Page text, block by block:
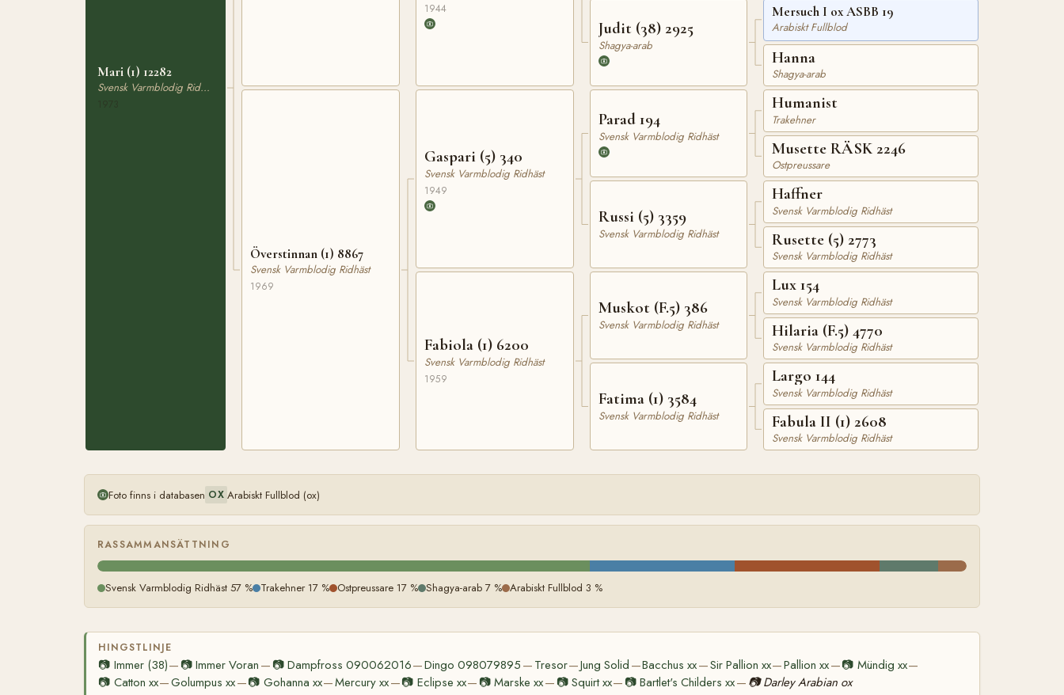
Mari (1) 12282
Svensk Varmblodig Ridhäst
Överstinnan (1) 8867
Svensk Varmblodig Ridhäst
1969
1944
Gaspari (5) 340
Svensk Varmblodig Ridhäst
1949
Fabiola (1) 6200
Svensk Varmblodig Ridhäst
1959
Judit (38) 2925
Shagya-arab
Parad 194
Svensk Varmblodig Ridhäst
Russi (5) 3359
Svensk Varmblodig Ridhäst
Muskot (F.5) 386
Svensk Varmblodig Ridhäst
Fatima (1) 3584
Svensk Varmblodig Ridhäst
Mersuch I ox ASBB 19
Arabiskt Fullblod
Hanna
Shagya-arab
Humanist
Trakehner
Musette RÄSK 2246
Ostpreussare
Haffner
Svensk Varmblodig Ridhäst
Rusette (5) 2773
Svensk Varmblodig Ridhäst
Lux 154
Svensk Varmblodig Ridhäst
Hilaria (F.5) 4770
Svensk Varmblodig Ridhäst
Largo 144
Svensk Varmblodig Ridhäst
Fabula II (1) 2608
Svensk Varmblodig Ridhäst
Foto finns i databasen OX Arabiskt Fullblod (ox)
RASSAMMANSÄTTNING
Svensk Varmblodig Ridhäst 57 % Trakehner 17 % Ostpreussare 17 % Shagya-arab 7 % Arabiskt Fullblod 3 %
HINGSTLINJE
📷 Immer (38)— 📷Immer Voran — 📷 Dampfross 090062016—Dingo 098079895 — Tresor—Jung Solid —Bacchus xx—Sir Pallion xx—Pallion xx—📷 Mündig xx—
📷 Catton xx—Golumpus xx—📷 Gohanna xx—Mercury xx—📷 Eclipse xx— 📷Marske xx— 📷 Squirt xx— 📷 Bartlet's Childers xx— 📷 Darley Arabian ox